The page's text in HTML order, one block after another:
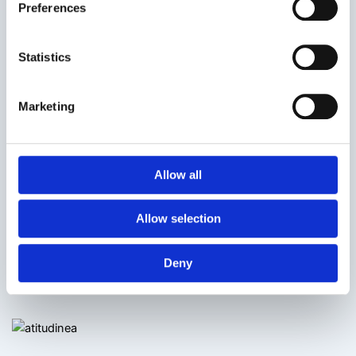
Preferences
Statistics
Marketing
Allow all
Allow selection
Deny
Cum sa profiti de perioada concediilor de vara ca
sa-ti gasesti un job temporar